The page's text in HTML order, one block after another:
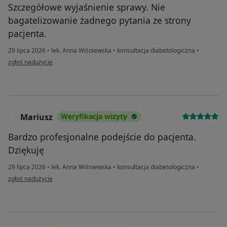
Szczegółowe wyjaśnienie sprawy. Nie
bagatelizowanie żadnego pytania ze strony
pacjenta.
29 lipca 2026 • lek. Anna Wiśniewska • konsultacja diabetologiczna •
w opinii użytkownika Joanna
zgłoś nadużycie
Mariusz Weryfikacja wizyty
Bardzo profesjonalne podejście do pacjenta.
Dziękuję
29 lipca 2026 • lek. Anna Wiśniewska • konsultacja diabetologiczna •
w opinii użytkownika Mariusz
zgłoś nadużycie